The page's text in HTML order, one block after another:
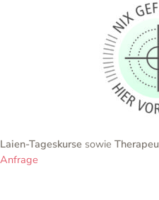
Laien-Tageskurse sowie
Anfrage